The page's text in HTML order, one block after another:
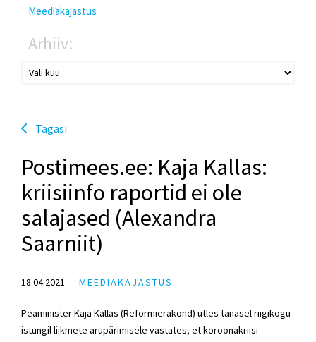
Meediakajastus
Arhiiv:
Tagasi
Postimees.ee: Kaja Kallas:
kriisiinfo raportid ei ole
salajased (Alexandra
Saarniit)
18.04.2021 MEEDIAKAJASTUS
Peaminister Kaja Kallas (Reformierakond) ütles tänasel riigikogu
istungil liikmete arupärimisele vastates, et koroonakriisi